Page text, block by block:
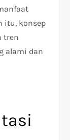
itu, konsep
tren
alami dan